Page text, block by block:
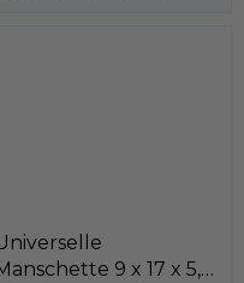
9 x 17 x 5,5